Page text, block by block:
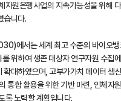
자원은행사업의 지속가능성을 위해
습니다.
에서는 세계 최고 수준의 바이오뱅
위하여 생존 대상자 연구자원 수집
확대하였으며, 고부가가치 데이터 생
통합 활용을 위한 기반 마련, 인체자
록 노력할 계획입니다.